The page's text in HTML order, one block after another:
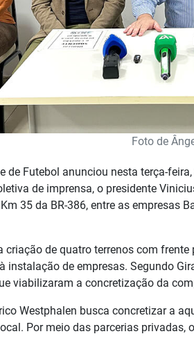
Foto de
de Futebol anunciou nesta terça-
de imprensa, o presidente
35 da BR-386, entre as empresas
criação de quatro terrenos com
instalação de empresas. Segundo
viabilizaram a concretização da
Westphalen busca concretizar a
Por meio das parcerias privadas,